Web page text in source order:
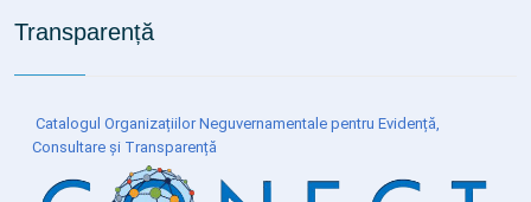
Transparență
Catalogul Organizațiilor Neguvernamentale pentru Evidență,
Consultare și Transparență